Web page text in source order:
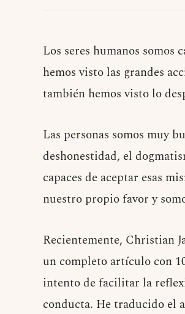
Los seres humanos
hemos visto las grandes
también hemos visto lo
Las personas somos muy
deshonestidad, el
capaces de aceptar esas
nuestro propio favor y
Recientemente, Christian
un completo artículo con
intento de facilitar la
conducta. He traducido el